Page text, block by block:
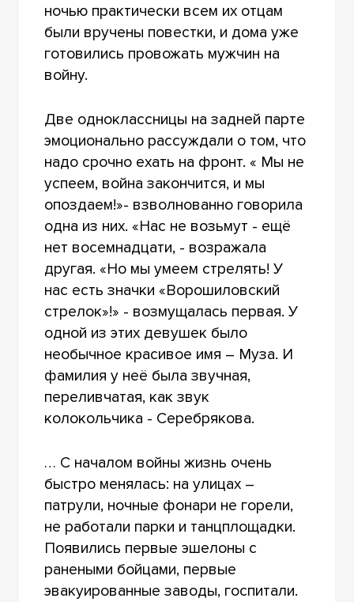
ночью практически всем их отцам
были вручены повестки, и дома уже
готовились провожать мужчин на
войну.
Две одноклассницы на задней парте
эмоционально рассуждали о том, что
надо срочно ехать на фронт. « Мы не
успеем, война закончится, и мы
опоздаем!»- взволнованно говорила
одна из них. «Нас не возьмут - ещё
нет восемнадцати, - возражала
другая. «Но мы умеем стрелять! У
нас есть значки «Ворошиловский
стрелок»!» - возмущалась первая. У
одной из этих девушек было
необычное красивое имя – Муза. И
фамилия у неё была звучная,
переливчатая, как звук
колокольчика - Серебрякова.
… С началом войны жизнь очень
быстро менялась: на улицах –
патрули, ночные фонари не горели,
не работали парки и танцплощадки.
Появились первые эшелоны с
ранеными бойцами, первые
эвакуированные заводы, госпитали.